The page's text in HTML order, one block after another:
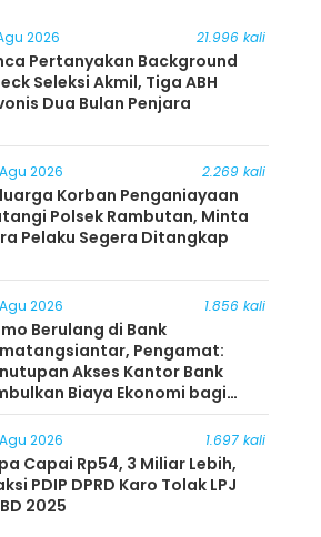
2026 21.996 kali
Pertanyakan Background
Seleksi Akmil, Tiga ABH
Dua Bulan Penjara
2026 2.269 kali
Korban Penganiayaan
Polsek Rambutan, Minta
Pelaku Segera Ditangkap
2026 1.856 kali
Berulang di Bank
Pengamat:
Akses Kantor Bank
Biaya Ekonomi bagi
2026 1.697 kali
Capai Rp54, 3 Miliar Lebih,
PDIP DPRD Karo Tolak LPJ
2025